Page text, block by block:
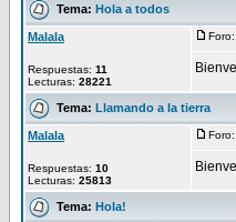
Tema: Hola a todos
Malala
Respuestas: 11
Lecturas: 28221
Foro:
Tema: Llamando a la tierra
Malala
Respuestas: 10
Lecturas: 25813
Foro:
Tema: Hola!